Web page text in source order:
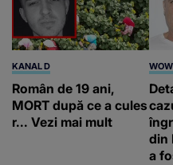
KANAL D
Român de 19 ani,
MORT după ce a cules
r... Vezi mai mult
din
a